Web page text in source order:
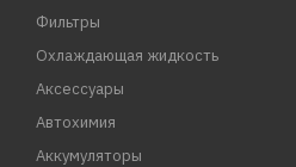
Фильтры
Охлаждающая жидкость
Аксессуары
Автохимия
Аккумуляторы